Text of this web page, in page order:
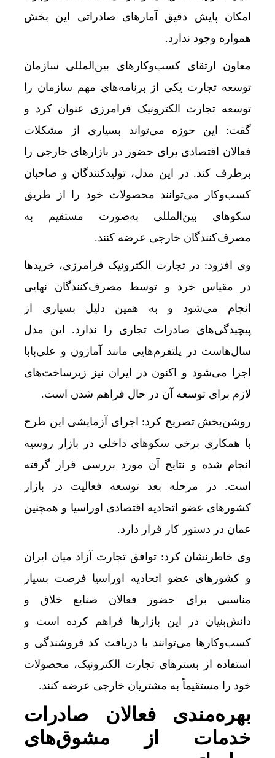
امکان پایش دقیق آمارهای صادراتی این بخش
همواره وجود ندارد.
معاون ارتقای کسب‌وکارهای بین‌المللی سازمان
توسعه تجارت یکی از برنامه‌های مهم سازمان را
توسعه تجارت الکترونیک فرامرزی عنوان کرد و
گفت: این حوزه می‌تواند بسیاری از مشکلات
فعالان اقتصادی برای حضور در بازارهای خارجی را
برطرف کند. در این مدل، تولیدکنندگان و صاحبان
کسب‌وکار می‌توانند محصولات خود را از طریق
سکوهای بین‌المللی به‌صورت مستقیم به
مصرف‌کنندگان خارجی عرضه کنند.
وی افزود: در تجارت الکترونیک فرامرزی، خریدها
در مقیاس خرد و توسط مصرف‌کنندگان نهایی
انجام می‌شود و به همین دلیل بسیاری از
پیچیدگی‌های صادرات تجاری را ندارد. این مدل
سال‌هاست در پلتفرم‌هایی مانند آمازون و علی‌بابا
اجرا می‌شود و اکنون در ایران نیز زیرساخت‌های
لازم برای توسعه آن در حال فراهم شدن است.
روشن‌بخش تصریح کرد: اجرای آزمایشی این طرح
با همکاری برخی سکوهای داخلی در بازار روسیه
انجام شده و نتایج آن مورد بررسی قرار گرفته
است. در مرحله بعد توسعه فعالیت در بازار
کشورهای عضو اتحادیه اقتصادی اوراسیا و همچنین
عمان در دستور کار قرار دارد.
وی خاطرنشان کرد: توافق تجارت آزاد میان ایران
و کشورهای عضو اتحادیه اوراسیا فرصت بسیار
مناسبی برای حضور فعالان صنایع خلاق و
دانش‌بنیان در این بازارها فراهم کرده است و
کسب‌وکارها می‌توانند با دریافت کد فروشندگی و
استفاده از بسترهای تجارت الکترونیک، محصولات
خود را مستقیماً به مشتریان خارجی عرضه کنند.
بهره‌مندی فعالان صادرات
خدمات از مشوق‌های